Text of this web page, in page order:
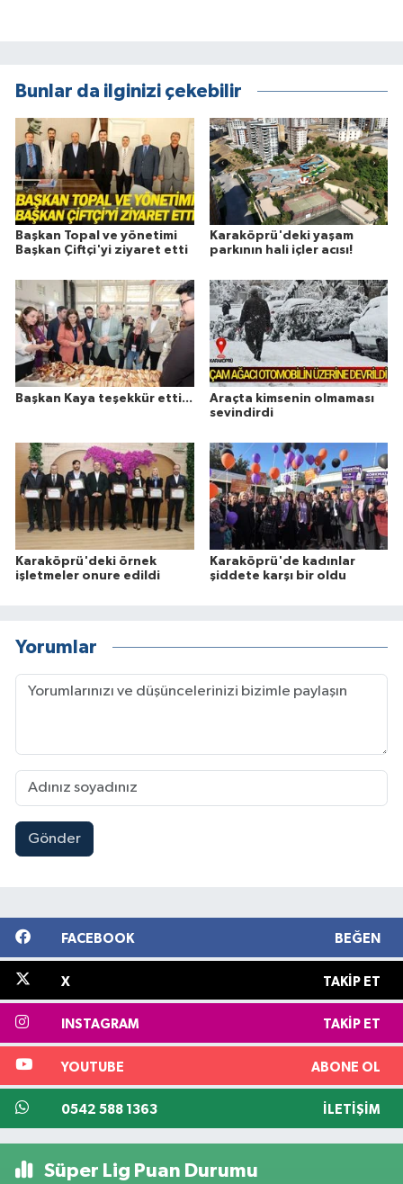
Bunlar da ilginizi çekebilir
Başkan Topal ve yönetimi
Başkan Çiftçi'yi ziyaret etti
Karaköprü'deki yaşam
parkının hali içler acısı!
Başkan Kaya teşekkür etti...
Araçta kimsenin olmaması
sevindirdi
Karaköprü'deki örnek
işletmeler onure edildi
Karaköprü'de kadınlar
şiddete karşı bir oldu
Yorumlar
Gönder
FACEBOOK BEĞEN
X TAKIP ET
INSTAGRAM TAKIP ET
YOUTUBE ABONE OL
0542 588 1363 İLETIŞIM
Süper Lig Puan Durumu